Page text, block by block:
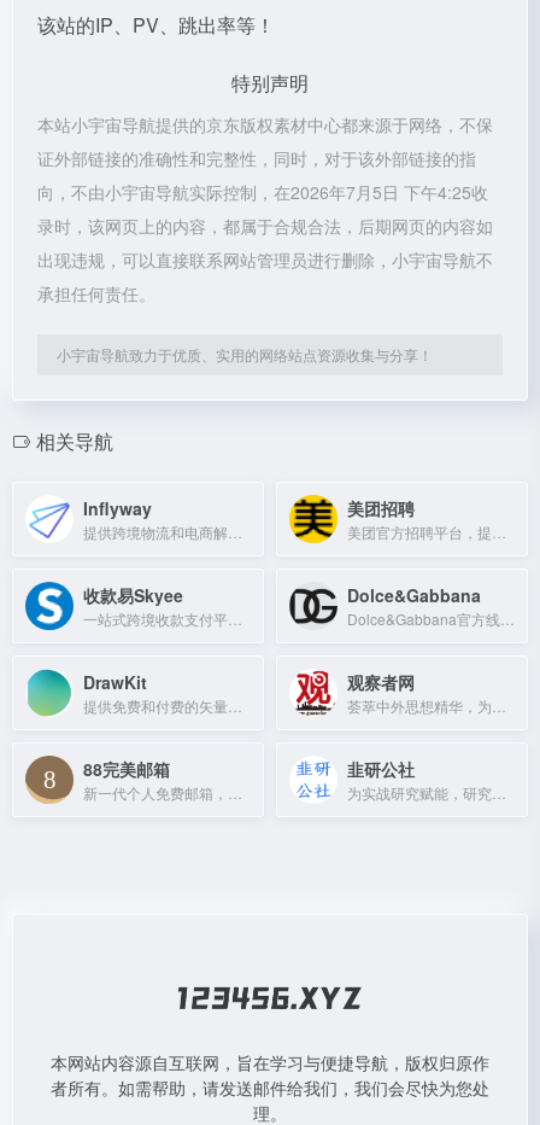
该站的IP、PV、跳出率等！
特别声明
本站小宇宙导航提供的京东版权素材中心都来源于网络，不保
证外部链接的准确性和完整性，同时，对于该外部链接的指
向，不由小宇宙导航实际控制，在2026年7月5日 下午4:25收
录时，该网页上的内容，都属于合规合法，后期网页的内容如
出现违规，可以直接联系网站管理员进行删除，小宇宙导航不
承担任何责任。
小宇宙导航致力于优质、实用的网络站点资源收集与分享！
相关导航
Inflyway 美团招聘
收款易Skyee Dolce&Gabbana
DrawKit 观察者网
88完美邮箱 韭研公社
本网站内容源自互联网，旨在学习与便捷导航，版权归原作
者所有。如需帮助，请发送邮件给我们，我们会尽快为您处
理。